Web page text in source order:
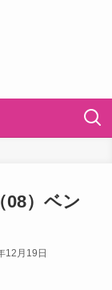
08）ベン
12月19日